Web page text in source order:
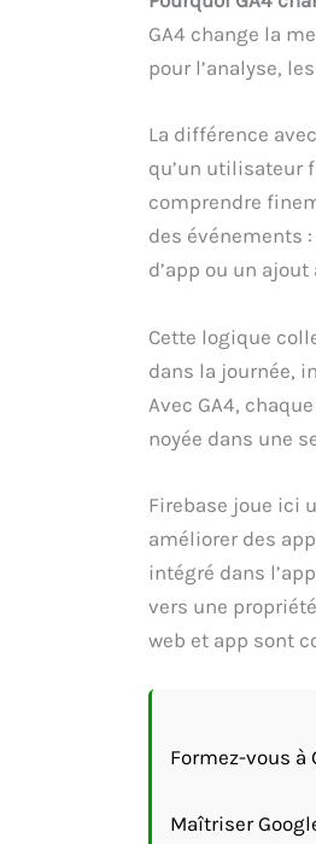
GA4 change la
pour l’analyse,
La différence
qu’un utilisateur
comprendre
des événements
d’app ou un ajout
Cette logique
dans la journée,
Avec GA4,
noyée dans une
Firebase joue ici
améliorer des
intégré dans
vers une
web et app sont
Formez-vous à
Maîtriser